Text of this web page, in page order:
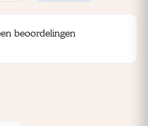
beoordelingen